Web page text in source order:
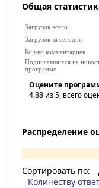
Общая
Загрузок всего
Загрузок за сегодня
Кол-во комментариев
Подписавшихся на
программе
Оцените
4.88из 5, всего
Распределение
Сортировать по:
Количеству